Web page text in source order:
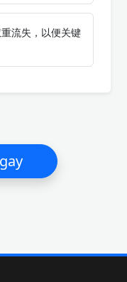
流失，以便关键